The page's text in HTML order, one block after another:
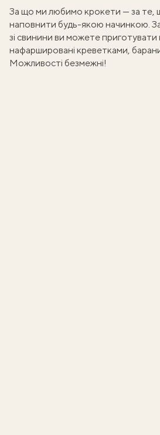
За що ми любимо крокети — за те,
наповнити будь-якою начинкою.
зі свинини ви можете приготувати
нафаршировані креветками,
Можливості безмежні!